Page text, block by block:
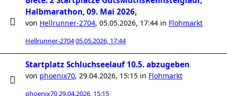
Halbmarathon, 09. Mai 2026,
von Hellrunner-2704, 05.05.2026, 17:44 in Flohmarkt
Hellrunner-270405.05.2026, 17:44
Startplatz Schluchseelauf 10.5. abzugeben
von phoenix70, 29.04.2026, 15:15 in Flohmarkt
phoenix7029.04.2026, 15:15